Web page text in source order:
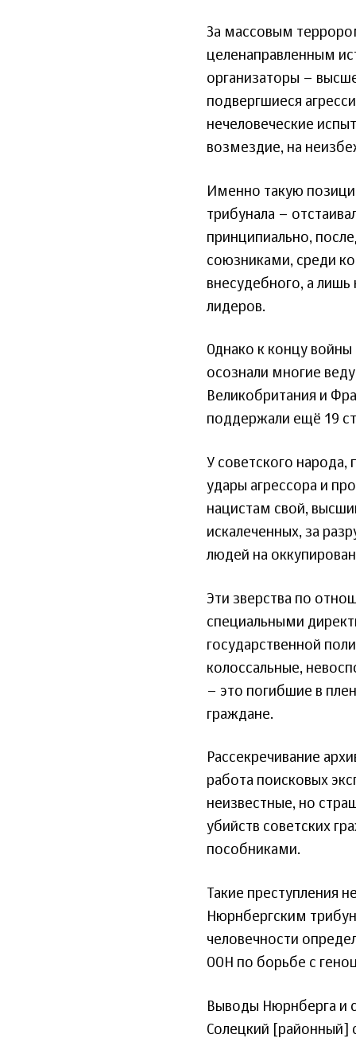
За массовым
целенаправленным
организаторы –
подвергшиеся
нечеловеческие
возмездие, на
Именно такую
трибунала –
принципиально,
союзниками, среди
внесудебного, а лишь
лидеров.
Однако к концу
осознали многие
Великобритания и
поддержали ещё 19
У советского
удары агрессора и
нацистам свой,
искалеченных, за
людей на
Эти зверства по
специальными
государственной
колоссальные,
– это погибшие в
граждане.
Рассекречивание
работа поисковых
неизвестные, но
убийств советских
пособниками.
Такие преступления
Нюрнбергским
человечности
ООН по борьбе с
Выводы Нюрнберга и
Солецкий [районный]